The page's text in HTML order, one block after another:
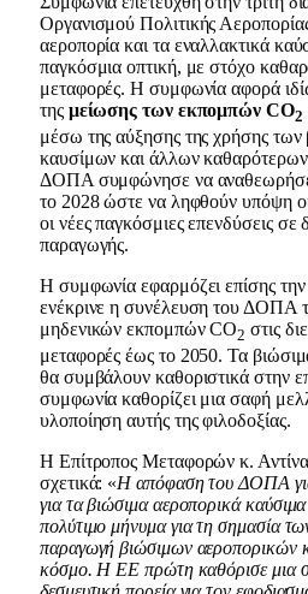
Οργανισμού Πολιτικής
αεροπορία και τα εναλλακτικά
παγκόσμια οπτική, με στόχο
μεταφορές. Η συμφωνία αφορά
της μείωσης των εκπομπών CO2
μέσω της αύξησης της χρήσης
καυσίμων και άλλων
ΔΟΠΑ συμφώνησε να
το 2028 ώστε να ληφθούν υπόψη οι
οι νέες παγκόσμιες επενδύσεις σε
παραγωγής.
Η συμφωνία εφαρμόζει επίσης
ενέκρινε η συνέλευση του ΔΟΠΑ
μηδενικών εκπομπών CO2 στις
μεταφορές έως το 2050. Τα
θα συμβάλουν καθοριστικά στην
συμφωνία καθορίζει μια σαφή
υλοποίηση αυτής της φιλοδοξίας.
Η Επίτροπος Μεταφορών κ.
σχετικά: «Η απόφαση του ΔΟΠΑ
για τα βιώσιμα αεροπορικά καύσιμα
πολύτιμο μήνυμα για τη σημασία
παραγωγή βιώσιμων αεροπορικών
κόσμο. Η ΕΕ πρώτη καθόρισε μια